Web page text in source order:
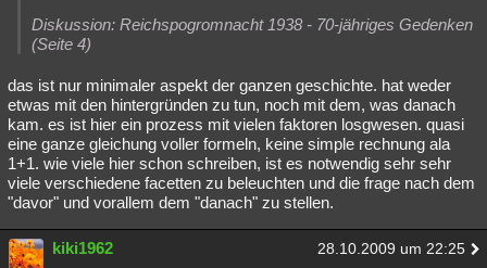
Diskussion: Reichspogromnacht 1938 - 70-jähriges Gedenken
(Seite 4)
das ist nur minimaler aspekt der ganzen geschichte. hat weder
etwas mit den hintergründen zu tun, noch mit dem, was danach
kam. es ist hier ein prozess mit vielen faktoren losgwesen. quasi
eine ganze gleichung voller formeln, keine simple rechnung ala
1+1. wie viele hier schon schreiben, ist es notwendig sehr sehr
viele verschiedene facetten zu beleuchten und die frage nach dem
"davor" und vorallem dem "danach" zu stellen.
kiki1962 28.10.2009 um 22:25